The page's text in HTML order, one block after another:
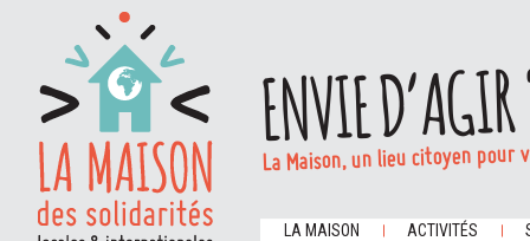
ENVIE
La Maison, un lieu citoyen
LA MAISON ACTIVITÉS